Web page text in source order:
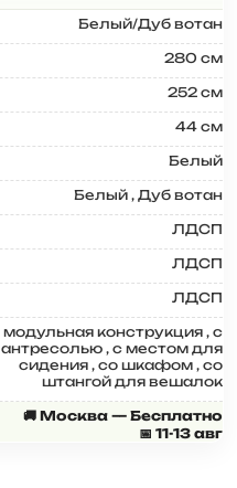
Белый/Дуб вотан
280 см
252 см
44 см
Белый
Белый , Дуб вотан
ЛДСП
ЛДСП
ЛДСП
модульная конструкция , с
антресолью , с местом для
сидения , со шкафом , со
штангой для вешалок
🚚 Москва — Бесплатно
📅 11-13 авг